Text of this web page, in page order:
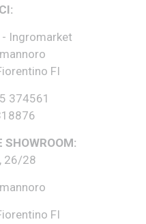
Ingromarket
FI
374561
SHOWROOM:
26/28
FI